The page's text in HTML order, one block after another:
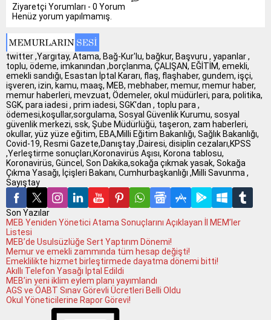
Ziyaretçi Yorumları - 0 Yorum
Henüz yorum yapılmamış.
twitter ,Yargıtay, Atama, Bağ-Kur'lu, bağkur, Başvuru , yapanlar ,
toplu, ödeme, imkanından ,borçlanma, ÇALIŞAN, EĞİTİM, emekli,
emekli sandığı, Esastan İptal Kararı, flaş, flaşhaber, gundem, işçi,
işveren, izin, kamu, maaş, MEB, mebhaber, memur, memur haber,
memur haberleri, mevzuat, Ödemeler, okul müdürleri, para, politika,
SGK, para iadesi , prim iadesi, SGK'dan , toplu para ,
ödemesi,koşullar,sorgulama, Sosyal Güvenlik Kurumu, sosyal
güvenlik merkezi, ssk, Şube Müdürlüğü, taşeron, zam haberleri,
okullar, yüz yüze eğitim, EBA,Milli Eğitim Bakanlığı, Sağlık Bakanlığı,
Covid-19, Resmi Gazete,Danıştay ,Dairesi, disiplin cezaları,KPSS
,Yerleştirme sonuçları,Koronavirüs Aşısı, Korona tablosu,
Koronavirüs, Güncel, Son Dakika,sokağa çıkmak yasak, Sokağa
Çıkma Yasağı, İçişleri Bakanı, Cumhurbaşkanlığı ,Milli Savunma ,
Sayıştay
Son Yazılar
MEB Yeniden Yönetici Atama Sonuçlarını Açıklayan İl MEM’ler
Listesi
MEB’de Usulsüzlüğe Sert Yaptırım Dönemi!
Memur ve emekli zammında tüm hesap değişti!
Emeklilikte hizmet birleştirmede dayatma dönemi bitti!
Akıllı Telefon Yasağı İptal Edildi
MEB’in yeni iklim eylem planı yayımlandı
AGS ve ÖABT Sınav Görevli Ücretleri Belli Oldu
Okul Yöneticilerine Rapor Görevi!